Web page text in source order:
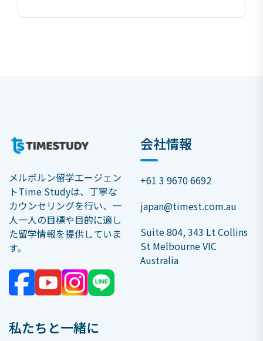
メルボルン留学エージェン
トTime Studyは、丁寧な
カウンセリングを行い、一
人一人の目標や目的に適し
た留学情報を提供していま
す。
会社情報
+61 3 9670 6692
japan@timest.com.au
Suite 804, 343 Lt Collins
St Melbourne VIC
Australia
私たちと一緒に